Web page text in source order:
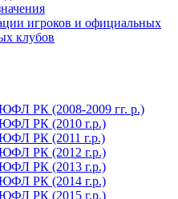
игроков и официальных
клубов
РК (2008-2009 гг. р.)
РК (2010 г.р.)
РК (2011 г.р.)
РК (2012 г.р.)
РК (2013 г.р.)
РК (2014 г.р.)
РК (2015 г.р.)